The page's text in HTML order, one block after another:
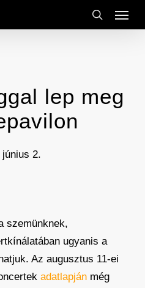
search
Menu
lep meg
június 2.
szemünknek,
ugyanis a
Az augusztus 11-ei
adatlapjánmég